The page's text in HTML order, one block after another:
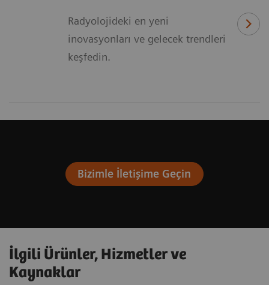
Radyolojideki en yeni
inovasyonları ve gelecek trendleri
keşfedin.
Bizimle İletişime Geçin
İlgili Ürünler, Hizmetler ve
Kaynaklar